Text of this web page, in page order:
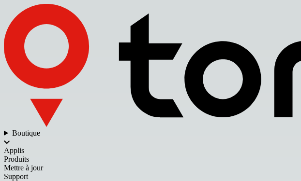
Boutique
Applis
Produits
Mettre à jour
Support